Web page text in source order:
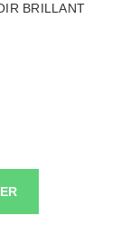
BRILLANT